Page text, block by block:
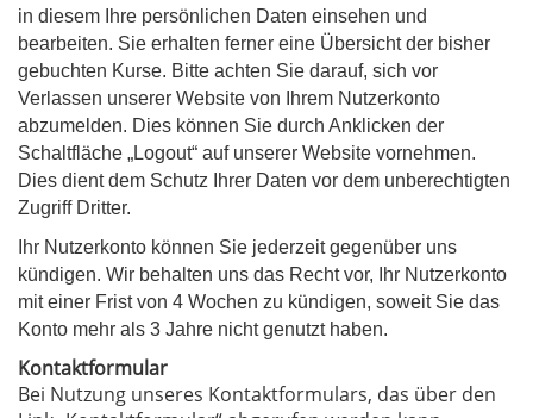
in diesem Ihre persönlichen Daten einsehen und
bearbeiten. Sie erhalten ferner eine Übersicht der bisher
gebuchten Kurse. Bitte achten Sie darauf, sich vor
Verlassen unserer Website von Ihrem Nutzerkonto
abzumelden. Dies können Sie durch Anklicken der
Schaltfläche „Logout“ auf unserer Website vornehmen.
Dies dient dem Schutz Ihrer Daten vor dem unberechtigten
Zugriff Dritter.
Ihr Nutzerkonto können Sie jederzeit gegenüber uns
kündigen. Wir behalten uns das Recht vor, Ihr Nutzerkonto
mit einer Frist von 4 Wochen zu kündigen, soweit Sie das
Konto mehr als 3 Jahre nicht genutzt haben.
Kontaktformular
Bei Nutzung unseres Kontaktformulars, das über den